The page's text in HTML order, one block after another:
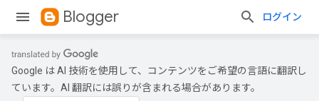
Blogger ログイン
Google は AI 技術を使用して、コンテンツをご希望の言語に翻訳し
ています。AI 翻訳には誤りが含まれる場合があります。